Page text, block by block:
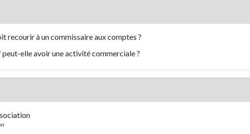
recourir à un commissaire aux comptes ?
elle avoir une activité commerciale ?